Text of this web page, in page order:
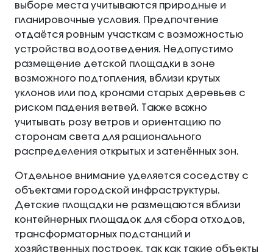
выборе места учитываются природные и
планировочные условия. Предпочтение
отдаётся ровным участкам с возможностью
устройства водоотведения. Недопустимо
размещение детской площадки в зоне
возможного подтопления, вблизи крутых
уклонов или под кронами старых деревьев с
риском падения ветвей. Также важно
учитывать розу ветров и ориентацию по
сторонам света для рационального
распределения открытых и затенённых зон.
Отдельное внимание уделяется соседству с
объектами городской инфраструктуры.
Детские площадки не размещаются вблизи
контейнерных площадок для сбора отходов,
трансформаторных подстанций и
хозяйственных построек, так как такие объекты